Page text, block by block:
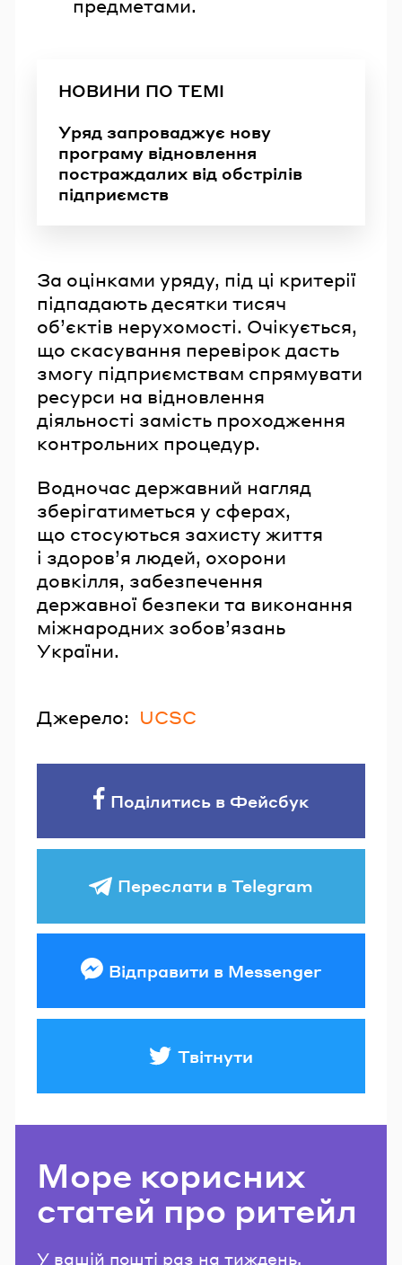
предметами.
НОВИНИ ПО ТЕМІ
Уряд запроваджує нову
програму відновлення
постраждалих від обстрілів
підприємств
За оцінками уряду, під ці критерії
підпадають десятки тисяч
об’єктів нерухомості. Очікується,
що скасування перевірок дасть
змогу підприємствам спрямувати
ресурси на відновлення
діяльності замість проходження
контрольних процедур.
Водночас державний нагляд
зберігатиметься у сферах,
що стосуються захисту життя
і здоров’я людей, охорони
довкілля, забезпечення
державної безпеки та виконання
міжнародних зобов’язань
України.
Джерело: UCSC
Поділитись в Фейсбук
Переслати в Telegram
Відправити в Messenger
Твітнути
Море корисних
статей про ритейл
У вашій пошті раз на тиждень.